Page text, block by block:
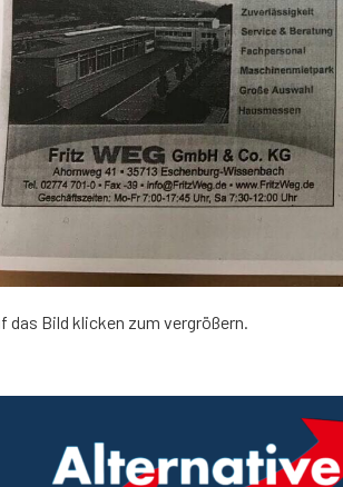
das Bild klicken zum vergrößern.